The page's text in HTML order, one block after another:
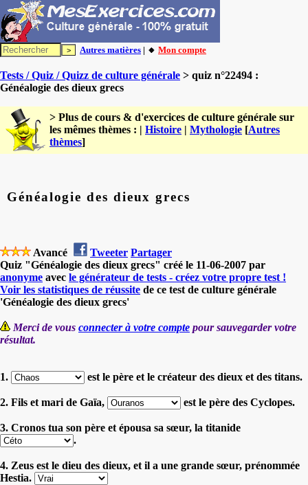
Autres matières | 🔸 Mon compte
Tests / Quiz / Quizz de culture générale > quiz n°22494 :
Généalogie des dieux grecs
> Plus de cours & d'exercices de culture générale sur
les mêmes thèmes : | Histoire | Mythologie [Autres
thèmes]
Généalogie des dieux grecs
Avancé Tweeter Partager
Quiz "Généalogie des dieux grecs" créé le 11-06-2007 par
anonyme avec le générateur de tests - créez votre propre test !
Voir les statistiques de réussite de ce test de culture générale
'Généalogie des dieux grecs'
Merci de vous connecter à votre compte pour sauvegarder votre
résultat.
1. est le père et le créateur des dieux et des titans.
2. Fils et mari de Gaïa, est le père des Cyclopes.
3. Cronos tua son père et épousa sa sœur, la titanide
.
4. Zeus est le dieu des dieux, et il a une grande sœur, prénommée
Hestia.